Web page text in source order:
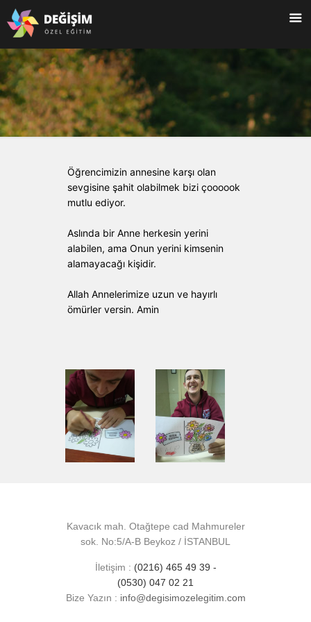
Öğrencimizin annesine karşı olan
sevgisine şahit olabilmek bizi çoooook
mutlu ediyor.
Aslında bir Anne herkesin yerini
alabilen, ama Onun yerini kimsenin
alamayacağı kişidir.
Allah Annelerimize uzun ve hayırlı
ömürler versin. Amin
Kavacık mah. Otağtepe cad Mahmureler
sok. No:5/A-B Beykoz / İSTANBUL
İletişim : (0216) 465 49 39 -
(0530) 047 02 21
Bize Yazın : info@degisimozelegitim.com